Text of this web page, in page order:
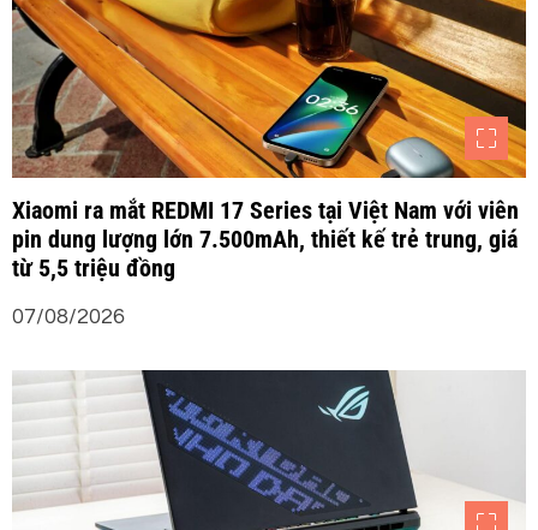
v
i
ế
t
Xiaomi ra mắt REDMI 17 Series tại Việt Nam với viên
pin dung lượng lớn 7.500mAh, thiết kế trẻ trung, giá
từ 5,5 triệu đồng
07/08/2026